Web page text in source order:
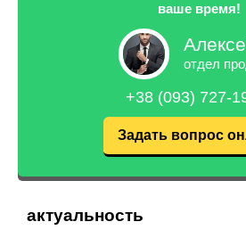
ваше время!
отдел
+38 (093) 727-
Задать вопрос
актуальность